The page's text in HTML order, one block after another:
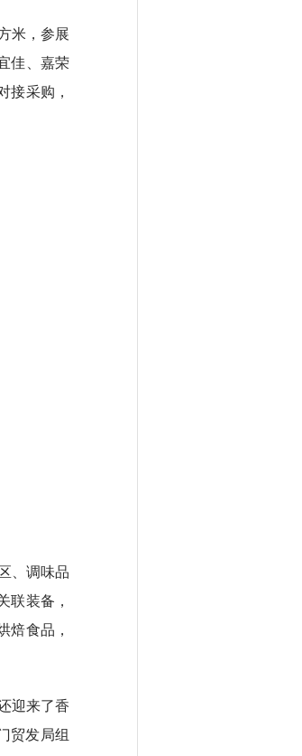
米，参展
佳、嘉荣
接采购，
、调味品
联装备，
焙食品，
迎来了香
贸发局组